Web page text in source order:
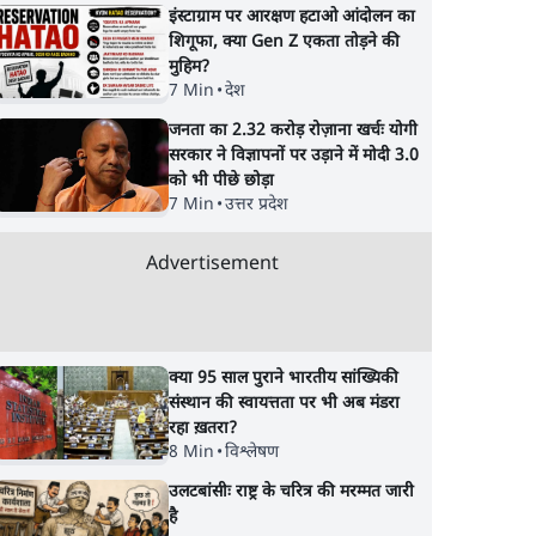
इंस्टाग्राम पर आरक्षण हटाओ आंदोलन का
शिगूफा, क्या Gen Z एकता तोड़ने की
मुहिम?
7 Min •देश
जनता का 2.32 करोड़ रोज़ाना खर्चः योगी
सरकार ने विज्ञापनों पर उड़ाने में मोदी 3.0
को भी पीछे छोड़ा
7 Min •उत्तर प्रदेश
Advertisement
क्या 95 साल पुराने भारतीय सांख्यिकी
संस्थान की स्वायत्तता पर भी अब मंडरा
रहा ख़तरा?
8 Min •विश्लेषण
उलटबांसीः राष्ट्र के चरित्र की मरम्मत जारी
है